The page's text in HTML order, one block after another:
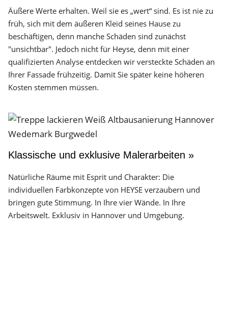
Äußere Werte erhalten. Weil sie es „wert“ sind. Es ist nie zu
früh, sich mit dem äußeren Kleid seines Hause zu
beschäftigen, denn manche Schäden sind zunächst
"unsichtbar". Jedoch nicht für Heyse, denn mit einer
qualifizierten Analyse entdecken wir versteckte Schäden an
Ihrer Fassade frühzeitig. Damit Sie später keine höheren
Kosten stemmen müssen.
Klassische und exklusive Malerarbeiten »
Natürliche Räume mit Esprit und Charakter: Die
individuellen Farbkonzepte von HEYSE verzaubern und
bringen gute Stimmung. In Ihre vier Wände. In Ihre
Arbeitswelt. Exklusiv in Hannover und Umgebung.